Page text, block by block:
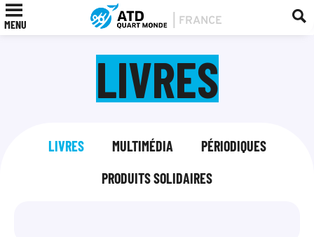
MENU
LIVRES
LIVRES MULTIMÉDIA
PÉRIODIQUES
PRODUITS SOLIDAIRES